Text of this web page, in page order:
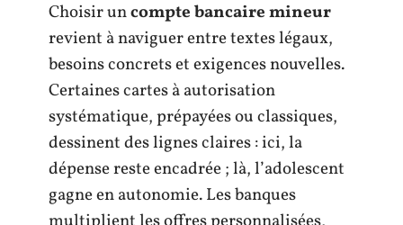
Choisir uncompte bancaire mineur
revient à naviguer entre textes légaux,
besoins concrets et exigences nouvelles.
Certaines cartes à autorisation
systématique, prépayées ou classiques,
dessinent des lignes claires : ici, la
dépense reste encadrée ; là, l’adolescent
gagne en autonomie. Les banques